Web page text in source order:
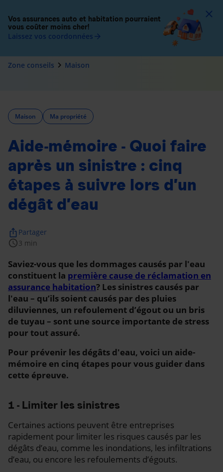
Zone conseils navigate_next Maison
Maison Ma propriété
Aide-mémoire - Quoi faire
après un sinistre : cinq
étapes à suivre lors d’un
dégât d’eau
schedule 3 min
ios_share Partager
Saviez-vous que les dommages causés par l'eau
constituent la première cause de réclamation en
assurance habitation? Les sinistres causés par
l'eau – qu’ils soient causés par des pluies
diluviennes, un refoulement d’égout ou un bris
de tuyau – sont une source importante de stress
pour tout assuré.
Pour prévenir les dégâts d'eau, voici un aide-
mémoire en cinq étapes pour vous guider dans
cette épreuve.
1 - Limiter les sinistres
Certaines actions peuvent être entreprises
rapidement pour limiter les risques causés par les
dégâts d’eau, comme les inondations, les infiltrations
d’eau, ou encore les refoulements d’égouts.
Vos assurances auto et habitation pourraient
vous coûter moins cher!
Laissez vos coordonnées arrow_forward